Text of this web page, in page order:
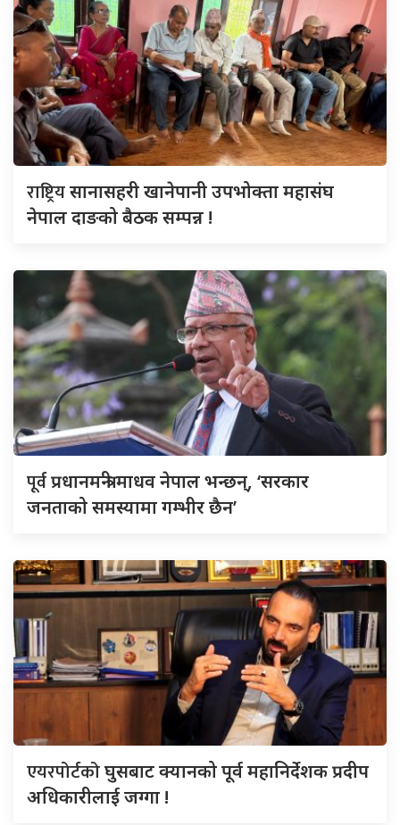
राष्ट्रियसानासहरी खानेपानी उपभोक्ता महासंघ
नेपाल दाङको बैठक सम्पन्न !
पूर्वप्रधानमन्त्री माधव नेपाल भन्छन्, ‘सरकार
जनताको समस्यामा गम्भीर छैन’
एयरपोर्टकोघुसबाट क्यानको पूर्व महानिर्देशक प्रदीप
अधिकारीलाई जग्गा !